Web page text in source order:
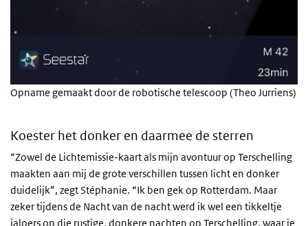
Opname gemaakt door de robotische telescoop (Theo Jurriens)
Koester het donker en daarmee de sterren
“Zowel de Lichtemissie-kaart als mijn avontuur op Terschelling
maakten aan mij de grote verschillen tussen licht en donker
duidelijk”, zegt Stéphanie. “Ik ben gek op Rotterdam. Maar
zeker tijdens de Nacht van de nacht werd ik wel een tikkeltje
jaloers op die rustige, donkere nachten op Terschelling, waar je